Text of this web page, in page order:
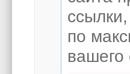
по
вашего